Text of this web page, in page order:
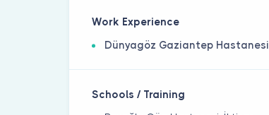
Work Experience
Dünyagöz Gaziantep Hastanesi
Schools / Training